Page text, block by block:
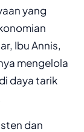
yang
Ibu Annis,
mengelola
daya tarik
dan